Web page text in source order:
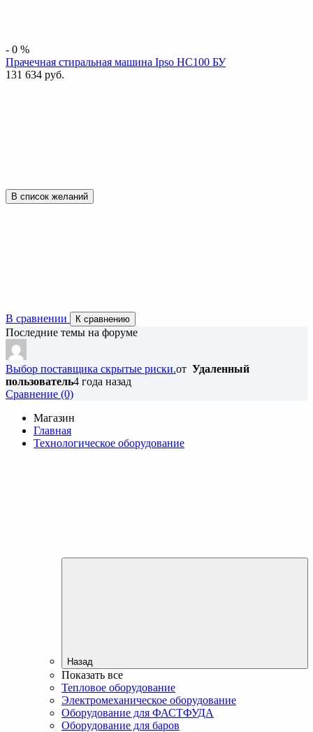
- 0 %
Прачечная стиральная машина Ipso HC100 БУ
131 634 руб.
В список желаний
В сравнении К сравнению
Последние темы на форуме
Выбор поставщика скрытые риски.от Удаленный
пользователь4 года назад
Cравнение (0)
Магазин
Главная
Технологическое оборудование
Назад
Показать все
Тепловое оборудование
Электромеханическое оборудование
Оборудование для ФАСТФУДА
Оборудование для баров